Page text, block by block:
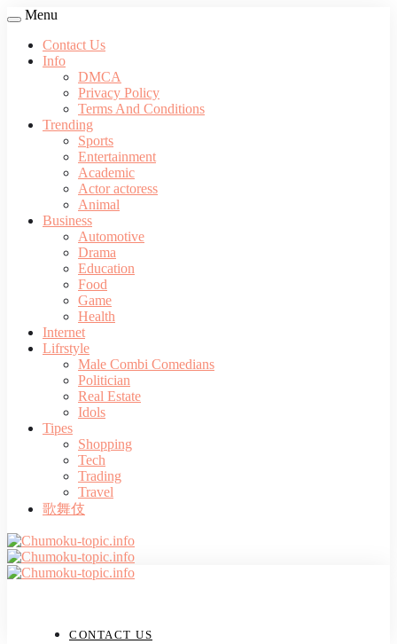
Menu
Contact Us
Info
DMCA
Privacy Policy
Terms And Conditions
Trending
Sports
Entertainment
Academic
Actor actoress
Animal
Business
Automotive
Drama
Education
Food
Game
Health
Internet
Lifrstyle
Male Combi Comedians
Politician
Real Estate
Idols
Tipes
Shopping
Tech
Trading
Travel
歌舞伎
CONTACT US